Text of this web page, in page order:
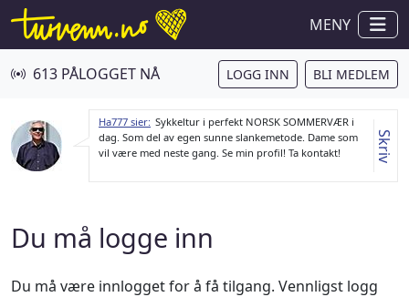
MENY
613 PÅLOGGET NÅ LOGG INN BLI MEDLEM
Ha777 sier: Sykkeltur i perfekt NORSK SOMMERVÆR i
dag. Som del av egen sunne slankemetode. Dame som
vil være med neste gang. Se min profil! Ta kontakt!
Skriv
Du må logge inn
Du må være innlogget for å få tilgang. Vennligst logg